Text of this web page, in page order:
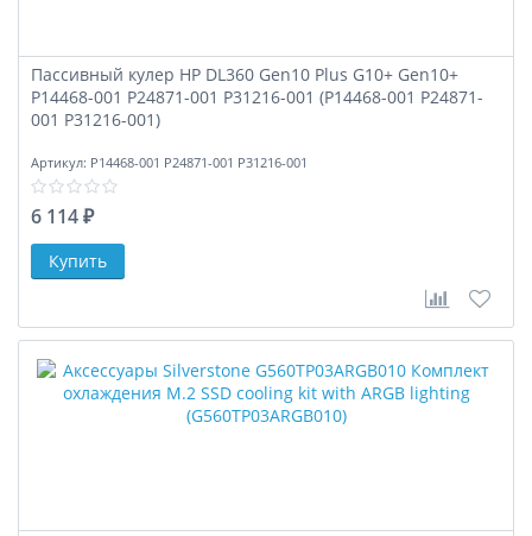
Пассивный кулер HP DL360 Gen10 Plus G10+ Gen10+
P14468-001 P24871-001 P31216-001 (P14468-001 P24871-
001 P31216-001)
Артикул: P14468-001 P24871-001 P31216-001
6 114 ₽
В В